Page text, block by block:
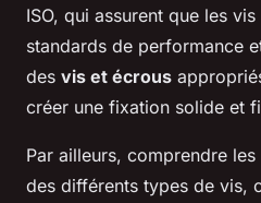
ISO, qui assurent que les
standards de performance
des vis et écrous
créer une fixation solide et
Par ailleurs, comprendre
des différents types de vis,